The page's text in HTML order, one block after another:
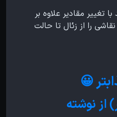
تغییر مقادیر علاوه بر
را از زئال تا حالت
😀
از نوشته